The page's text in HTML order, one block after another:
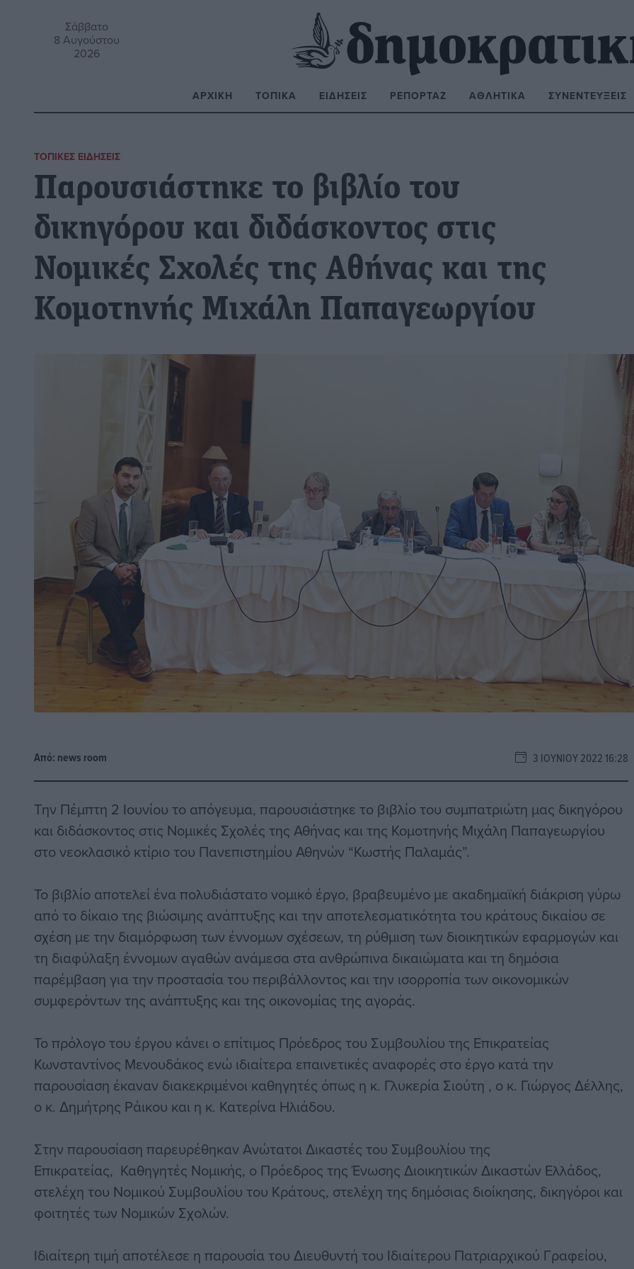
Σάββατο
8 Αυγούστου
2026
ΑΡΧΙΚΉ ΤΟΠΙΚΆ ΕΙΔΉΣΕΙΣ ΡΕΠΟΡΤΆΖ ΑΘΛΗΤΙΚΆ ΣΥΝΕΝΤΕΎΞΕΙΣ
ΤΟΠΙΚΈΣ ΕΙΔΉΣΕΙΣ
Παρουσιάστηκε το βιβλίο του
δικηγόρου και διδάσκοντος στις
Νομικές Σχολές της Αθήνας και της
Κομοτηνής Μιχάλη Παπαγεωργίου
Από: news room 3 ΙΟΥΝΊΟΥ 2022 16:28
Την Πέμπτη 2 Ιουνίου το απόγευμα, παρουσιάστηκε το βιβλίο του συμπατριώτη μας δικηγόρου
και διδάσκοντος στις Νομικές Σχολές της Αθήνας και της Κομοτηνής Μιχάλη Παπαγεωργίου
στο νεοκλασικό κτίριο του Πανεπιστημίου Αθηνών “Κωστής Παλαμάς”.
Το βιβλίο αποτελεί ένα πολυδιάστατο νομικό έργο, βραβευμένο με ακαδημαϊκή διάκριση γύρω
από το δίκαιο της βιώσιμης ανάπτυξης και την αποτελεσματικότητα του κράτους δικαίου σε
σχέση με την διαμόρφωση των έννομων σχέσεων, τη ρύθμιση των διοικητικών εφαρμογών και
τη διαφύλαξη έννομων αγαθών ανάμεσα στα ανθρώπινα δικαιώματα και τη δημόσια
παρέμβαση για την προστασία του περιβάλλοντος και την ισορροπία των οικονομικών
συμφερόντων της ανάπτυξης και της οικονομίας της αγοράς.
Το πρόλογο του έργου κάνει ο επίτιμος Πρόεδρος του Συμβουλίου της Επικρατείας
Κωνσταντίνος Μενουδάκος ενώ ιδιαίτερα επαινετικές αναφορές στο έργο κατά την
παρουσίαση έκαναν διακεκριμένοι καθηγητές όπως η κ. Γλυκερία Σιούτη , ο κ. Γιώργος Δέλλης,
ο κ. Δημήτρης Ράικου και η κ. Κατερίνα Ηλιάδου.
Στην παρουσίαση παρευρέθηκαν Ανώτατοι Δικαστές του Συμβουλίου της
Επικρατείας, Καθηγητές Νομικής, ο Πρόεδρος της Ένωσης Διοικητικών Δικαστών Ελλάδος,
στελέχη του Νομικού Συμβουλίου του Κράτους, στελέχη της δημόσιας διοίκησης, δικηγόροι και
φοιτητές των Νομικών Σχολών.
Ιδιαίτερη τιμή αποτέλεσε η παρουσία του Διευθυντή του Ιδιαίτερου Πατριαρχικού Γραφείου,